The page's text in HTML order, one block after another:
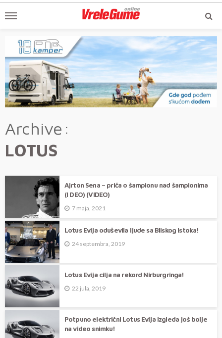
Archive
LOTUS
Ajrton Sena – priča o šampionu nad šampionima
(I DEO) (VIDEO)
7 maja, 2021
Lotus Evija oduševila ljude sa Bliskog Istoka!
24 septembra, 2019
Lotus Evija cilja na rekord Nirburgringa!
22 jula, 2019
Potpuno električni Lotus Evija izgleda još bolje
na video snimku!